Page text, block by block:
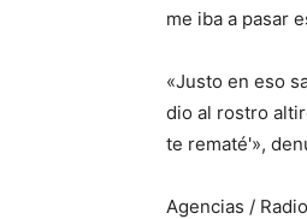
me iba a pasar
«Justo en eso
dio al rostro
te rematé'»,
Agencias /